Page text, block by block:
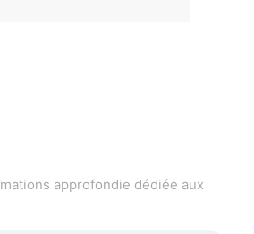
approfondie dédiée aux